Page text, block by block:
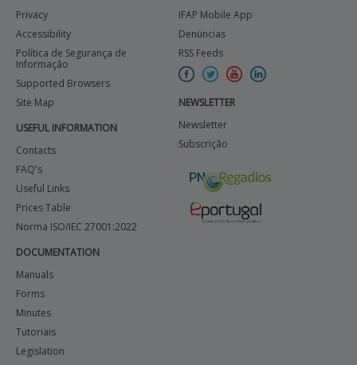
Privacy
Accessibility
Política de Segurança de
Informação
Supported Browsers
Site Map
USEFUL INFORMATION
Contacts
FAQ's
Useful Links
Prices Table
Norma ISO/IEC 27001:2022
DOCUMENTATION
Manuals
Forms
Minutes
Tutoriais
Legislation
IFAP Mobile App
Denúncias
RSS Feeds
NEWSLETTER
Newsletter
Subscrição